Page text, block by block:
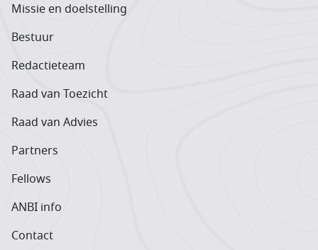
Missie en doelstelling
Bestuur
Redactieteam
Raad van Toezicht
Raad van Advies
Partners
Fellows
ANBI info
Contact